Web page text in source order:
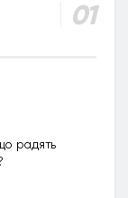
радять